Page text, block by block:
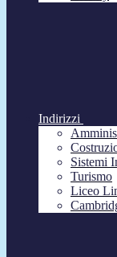
Indirizzi
Sistemi
Turismo
Liceo